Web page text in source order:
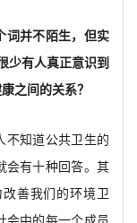
词并不陌生，但实
少有人真正意识到
之间的关系？
不知道公共卫生的
会有十种回答。其
善我们的环境卫